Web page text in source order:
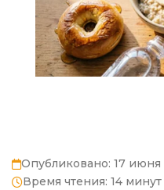
Опубликовано: 17 июня
Время чтения: 14 минут